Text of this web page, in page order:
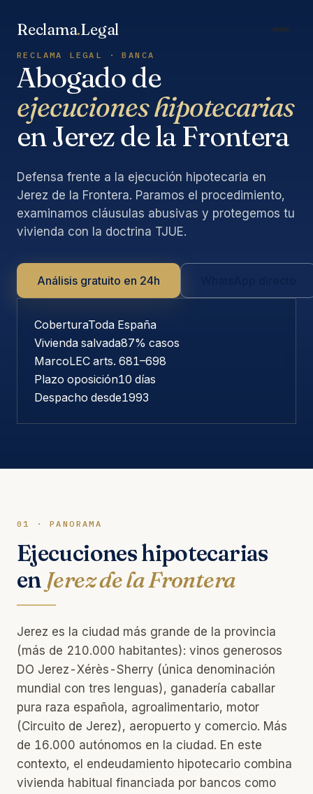
Reclama.Legal
RECLAMA LEGAL · BANCA
Abogado de
ejecuciones hipotecarias
en Jerez de la Frontera
Defensa frente a la ejecución hipotecaria en
Jerez de la Frontera. Paramos el procedimiento,
examinamos cláusulas abusivas y protegemos tu
vivienda con la doctrina TJUE.
Análisis gratuito en 24h
CoberturaToda España
Vivienda salvada87% casos
MarcoLEC arts. 681–698
Plazo oposición10 días
Despacho desde1993
01 · PANORAMA
Ejecuciones hipotecarias
en Jerez de la Frontera
Jerez es la ciudad más grande de la provincia
(más de 210.000 habitantes): vinos generosos
DO Jerez-Xérès-Sherry (única denominación
mundial con tres lenguas), ganadería caballar
pura raza española, agroalimentario, motor
(Circuito de Jerez), aeropuerto y comercio. Más
de 16.000 autónomos en la ciudad. En este
contexto, el endeudamiento hipotecario combina
vivienda habitual financiada por bancos como